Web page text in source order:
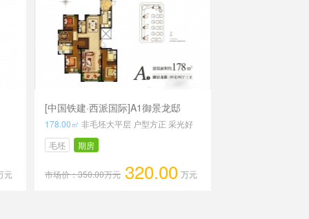
元
[中国铁建·西派国际]A1御景龙邸
178.00㎡ 非毛坯大平层 户型方正 采光好
毛坯
期房
市场价：350.00万元 320.00 万元